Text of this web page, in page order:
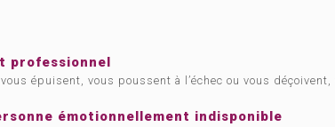
professionnel
épuisent, vous poussent à l’échec ou vous déçoivent,
émotionnellement indisponible